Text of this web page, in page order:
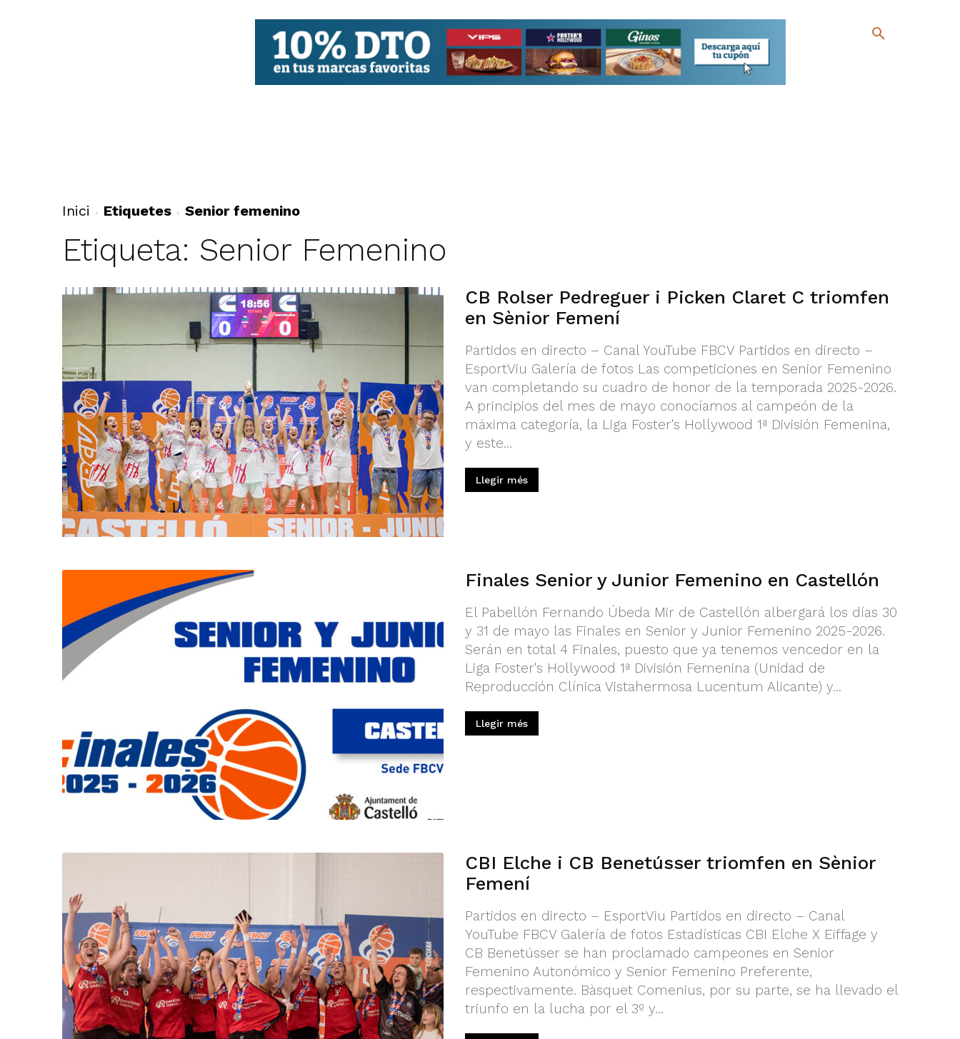
Inici Etiquetes Senior femenino
Etiqueta: Senior Femenino
CB Rolser Pedreguer i Picken Claret C triomfen
en Sènior Femení
Partidos en directo – Canal YouTube FBCV Partidos en directo –
EsportViu Galería de fotos Las competiciones en Senior Femenino
van completando su cuadro de honor de la temporada 2025-2026.
A principios del mes de mayo conocíamos al campeón de la
máxima categoría, la Liga Foster's Hollywood 1ª División Femenina,
y este...
Llegir més
Finales Senior y Junior Femenino en Castellón
El Pabellón Fernando Úbeda Mir de Castellón albergará los días 30
y 31 de mayo las Finales en Senior y Junior Femenino 2025-2026.
Serán en total 4 Finales, puesto que ya tenemos vencedor en la
Liga Foster's Hollywood 1ª División Femenina (Unidad de
Reproducción Clínica Vistahermosa Lucentum Alicante) y...
Llegir més
CBI Elche i CB Benetússer triomfen en Sènior
Femení
Partidos en directo – EsportViu Partidos en directo – Canal
YouTube FBCV Galería de fotos Estadísticas CBI Elche X Eiffage y
CB Benetússer se han proclamado campeones en Senior
Femenino Autonómico y Senior Femenino Preferente,
respectivamente. Bàsquet Comenius, por su parte, se ha llevado el
triunfo en la lucha por el 3º y...